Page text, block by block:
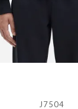
J7504